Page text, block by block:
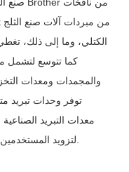
الكتلي، وما إلى ذلك، تغطي
كما تتوسع لتشمل
والمجمدات ومعدات
توفر وحدات تبريد
معدات التبريد